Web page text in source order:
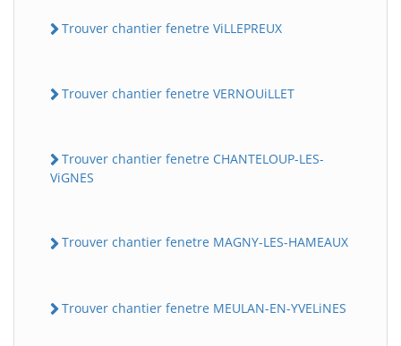
Trouver chantier fenetre ViLLEPREUX
Trouver chantier fenetre VERNOUiLLET
Trouver chantier fenetre CHANTELOUP-LES-
ViGNES
Trouver chantier fenetre MAGNY-LES-HAMEAUX
Trouver chantier fenetre MEULAN-EN-YVELiNES